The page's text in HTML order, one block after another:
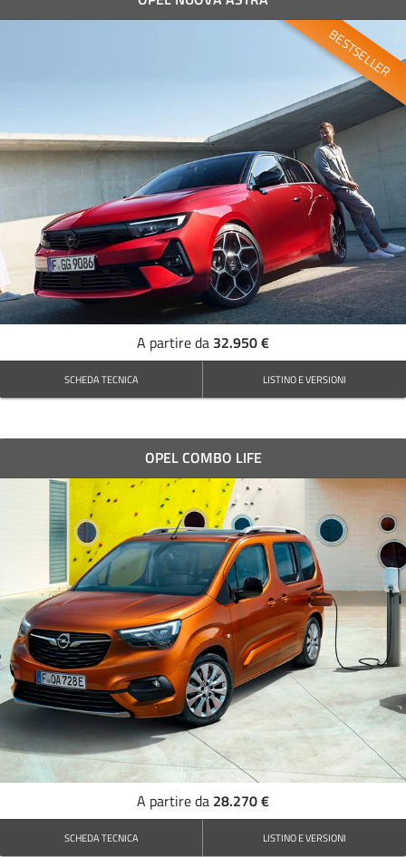
BESTSELLER
A partire da 32.950 €
SCHEDA TECNICA LISTINO E VERSIONI
OPEL COMBO LIFE
A partire da 28.270 €
SCHEDA TECNICA LISTINO E VERSIONI